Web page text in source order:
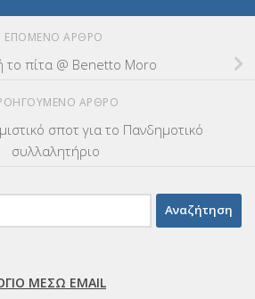
ΕΠΌΜΕΝΟ ΆΡΘΡΟ
το πίτα @ Benetto Moro
ΆΡΘΡΟ
σποτ για το Πανδημοτικό
συλλαλητήριο
ΜΈΣΩ EMAIL